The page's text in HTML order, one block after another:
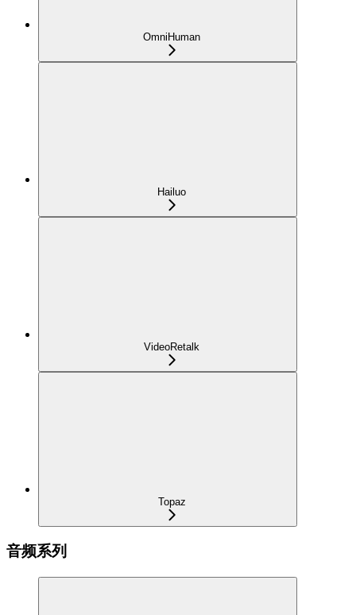
OmniHuman
Hailuo
VideoRetalk
Topaz
音频系列